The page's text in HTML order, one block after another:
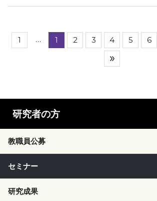
1 … 1 2 3 4 5 6
研究者の方
教職員公募
セミナー
研究成果